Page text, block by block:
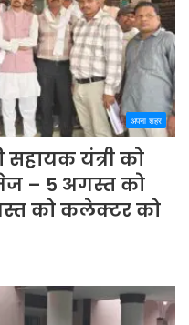
अपना शहर
यंत्री को
– 5 अगस्त को
को कलेक्टर को